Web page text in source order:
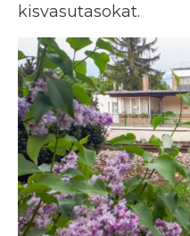
kisvasutasokat.